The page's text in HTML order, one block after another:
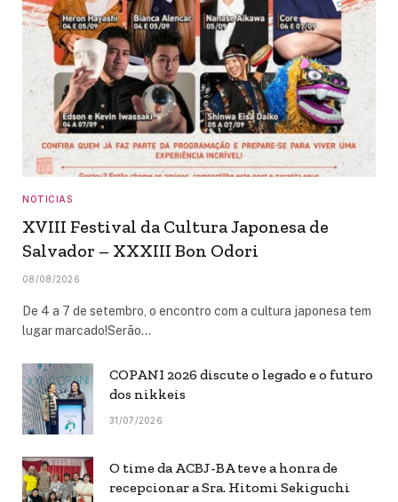
NOTICIAS
XVIII Festival da Cultura Japonesa de
Salvador – XXXIII Bon Odori
08/08/2026
De 4 a 7 de setembro, o encontro com a cultura japonesa tem
lugar marcado!Serão…
COPANI 2026 discute o legado e o futuro
dos nikkeis
31/07/2026
O time da ACBJ-BA teve a honra de
recepcionar a Sra. Hitomi Sekiguchi